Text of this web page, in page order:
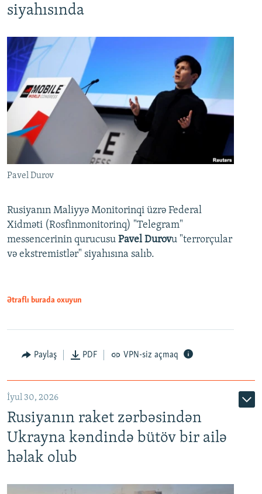
siyahısında
Pavel Durov
Rusiyanın Maliyyə Monitorinqi üzrə Federal
Xidməti (Rosfinmonitorinq) "Telegram"
messencerinin qurucusu Pavel Durovu "terrorçular
və ekstremistlər" siyahısına salıb.
Ətraflı burada oxuyun
Paylaş PDF VPN-siz açmaq
İyul 30, 2026
Rusiyanın raket zərbəsindən
Ukrayna kəndində bütöv bir ailə
həlak olub